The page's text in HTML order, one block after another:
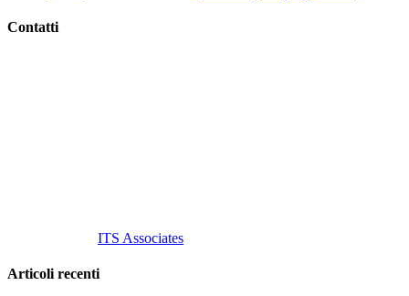
Contatti
ITS Associates
Articoli recenti